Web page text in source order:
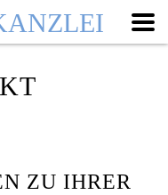
ZU IHRER